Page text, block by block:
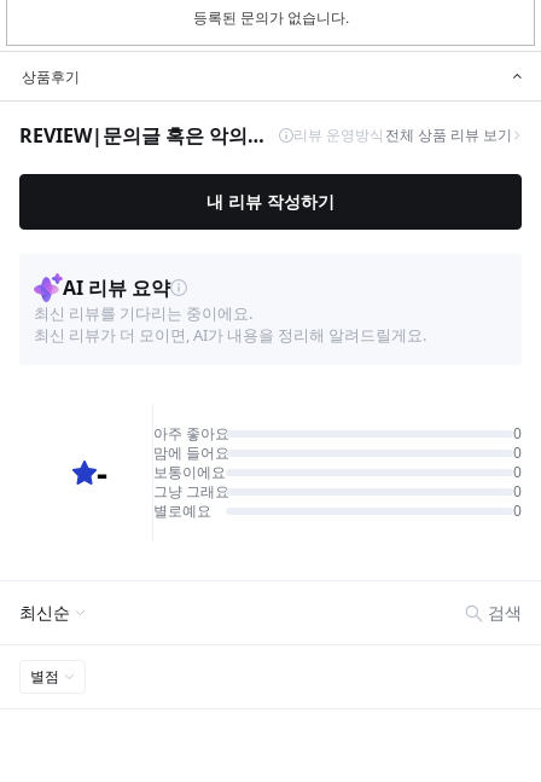
등록된 문의가 없습니다.
상품후기